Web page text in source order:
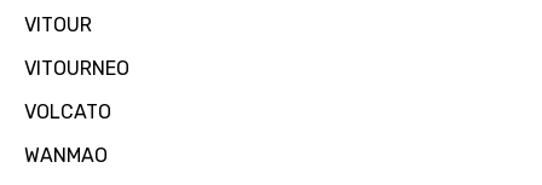
VITOUR
VITOURNEO
VOLCATO
WANMAO